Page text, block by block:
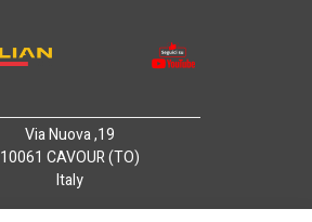
Via Nuova ,19
10061 CAVOUR (TO)
Italy